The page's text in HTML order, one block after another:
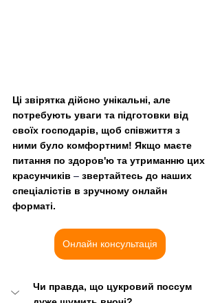
Ці звірятка дійсно унікальні, але
потребують уваги та підготовки від
своїх господарів, щоб співжиття з
ними було комфортним! Якщо маєте
питання по здоров'ю та утриманню цих
красунчиків – звертайтесь до наших
спеціалістів в зручному онлайн
форматі.
Онлайн консультація
Чи правда, що цукровий поссум